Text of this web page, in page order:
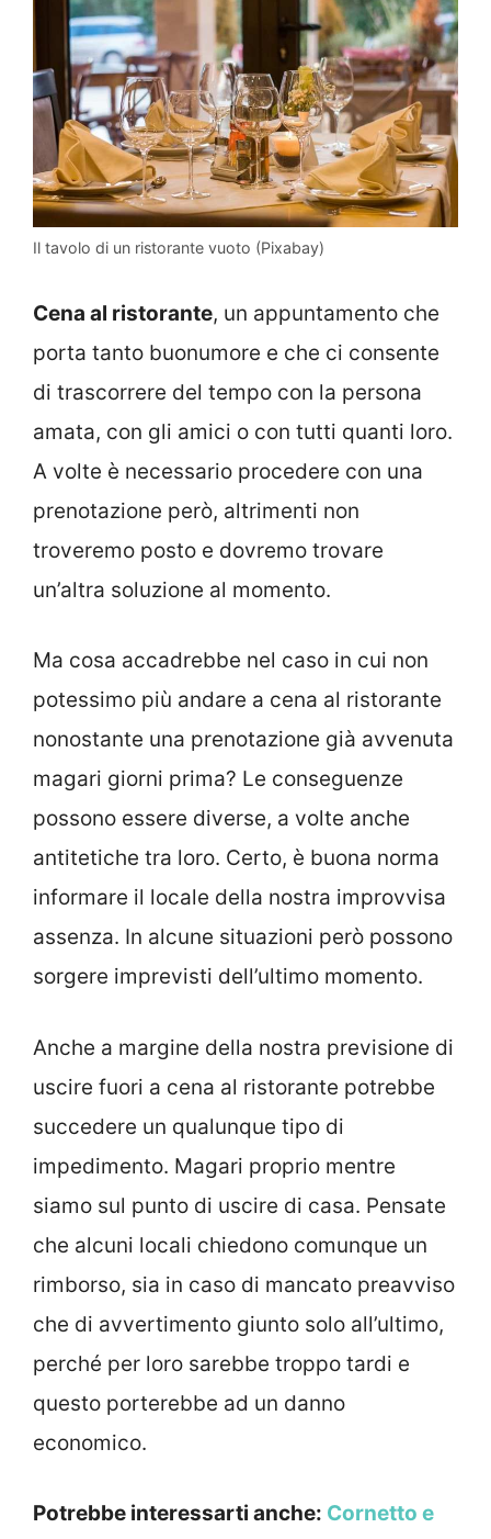
Il tavolo di un ristorante vuoto (Pixabay)
Cena al ristorante, un appuntamento che
porta tanto buonumore e che ci consente
di trascorrere del tempo con la persona
amata, con gli amici o con tutti quanti loro.
A volte è necessario procedere con una
prenotazione però, altrimenti non
troveremo posto e dovremo trovare
un’altra soluzione al momento.
Ma cosa accadrebbe nel caso in cui non
potessimo più andare a cena al ristorante
nonostante una prenotazione già avvenuta
magari giorni prima? Le conseguenze
possono essere diverse, a volte anche
antitetiche tra loro. Certo, è buona norma
informare il locale della nostra improvvisa
assenza. In alcune situazioni però possono
sorgere imprevisti dell’ultimo momento.
Anche a margine della nostra previsione di
uscire fuori a cena al ristorante potrebbe
succedere un qualunque tipo di
impedimento. Magari proprio mentre
siamo sul punto di uscire di casa. Pensate
che alcuni locali chiedono comunque un
rimborso, sia in caso di mancato preavviso
che di avvertimento giunto solo all’ultimo,
perché per loro sarebbe troppo tardi e
questo porterebbe ad un danno
economico.
Potrebbe interessarti anche: Cornetto e